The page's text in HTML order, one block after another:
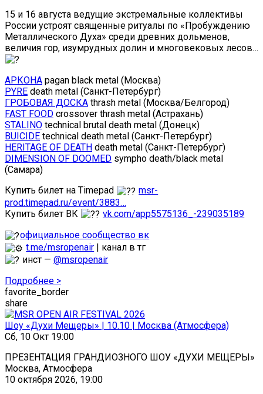
15 и 16 августа ведущие экстремальные коллективы
России устроят священные ритуалы по «Пробуждению
Металлического Духа» среди древних дольменов,
величия гор, изумрудных долин и многовековых лесов…
АРКОНА pagan black metal (Москва)
PYRE death metal (Санкт-Петербург)
ГРОБОВАЯ ДОСКА thrash metal (Москва/Белгород)
FAST FOOD crossover thrash metal (Астрахань)
STALINO technical brutal death metal (Донецк)
BUICIDE technical death metal (Санкт-Петербург)
HERITAGE OF DEATH death metal (Санкт-Петербург)
DIMENSION OF DOOMED sympho death/black metal
(Самара)
Купить билет на Timepad
msr-
prod.timepad.ru/event/3883…
Купить билет ВК
vk.com/app5575136_-239035189
официальное сообщество вк
t.me/msropenair | канал в тг
инст —@msropenair
Подробнее >
favorite_border
share
Шоу «Духи Мещеры» | 10.10 | Москва (Атмосфера)
Сб, 10 Окт 19:00
ПРЕЗЕНТАЦИЯ ГРАНДИОЗНОГО ШОУ «ДУХИ МЕЩЕРЫ»
Москва, Атмосфера
10 октября 2026, 19:00